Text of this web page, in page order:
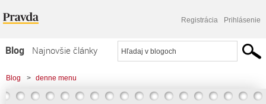
Registrácia Prihlásenie
Blog
Najnovšie články
Najčítanejšie články
Najkomentovanejšie články
Blog > denne menu